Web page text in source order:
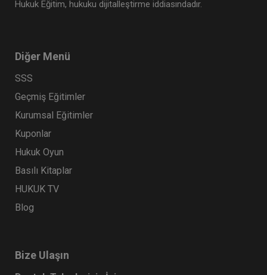
Hukuk Eğitim, hukuku dijitalleştirme iddiasındadır.
Diğer Menü
SSS
Geçmiş Eğitimler
Kurumsal Eğitimler
Kuponlar
Hukuk Oyun
Basılı Kitaplar
HUKUK TV
Blog
Bize Ulaşın